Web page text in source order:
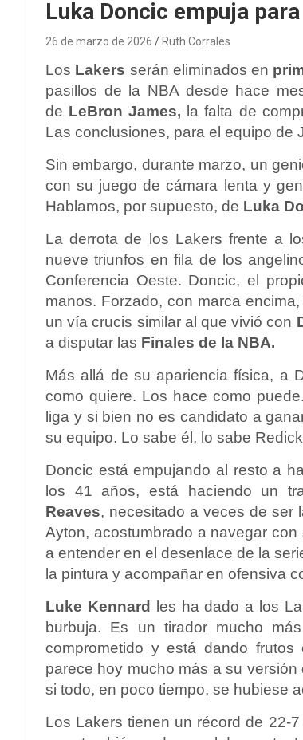
Luka Doncic empuja
26 de marzo de 2026 Ruth Corrales
Los Lakers serán eliminados en
pasillos de la NBA desde hace
de LeBron James, la falta de
Las conclusiones, para el equipo de
Sin embargo, durante marzo, un
con su juego de cámara lenta y
Hablamos, por supuesto, de Luka
La derrota de los Lakers frente a
nueve triunfos en fila de los
Conferencia Oeste. Doncic, el
manos. Forzado, con marca
un vía crucis similar al que vivió con
a disputar las Finales de la NBA.
Más allá de su apariencia física, a
como quiere. Los hace como
liga y si bien no es candidato a
su equipo. Lo sabe él, lo sabe
Doncic está empujando al resto a
los 41 años, está haciendo un
Reaves, necesitado a veces de ser
Ayton, acostumbrado a navegar
a entender en el desenlace de la
la pintura y acompañar en ofensiva
Luke Kennard les ha dado a los
burbuja. Es un tirador mucho
comprometido y está dando
parece hoy mucho más a su
si todo, en poco tiempo, se hubiese
Los Lakers tienen un récord de 22-